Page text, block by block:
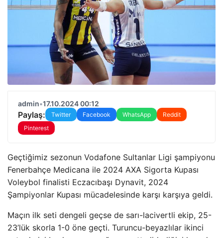
admin•17.10.2024 00:12
Paylaş: Twitter Facebook WhatsApp
Reddit
Pinterest
Geçtiğimiz sezonun Vodafone Sultanlar Ligi şampiyonu
Fenerbahçe Medicana ile 2024 AXA Sigorta Kupası
Voleybol finalisti Eczacıbaşı Dynavit, 2024
Şampiyonlar Kupası mücadelesinde karşı karşıya geldi.
Maçın ilk seti dengeli geçse de sarı-lacivertli ekip, 25-
23’lük skorla 1-0 öne geçti. Turuncu-beyazlılar ikinci